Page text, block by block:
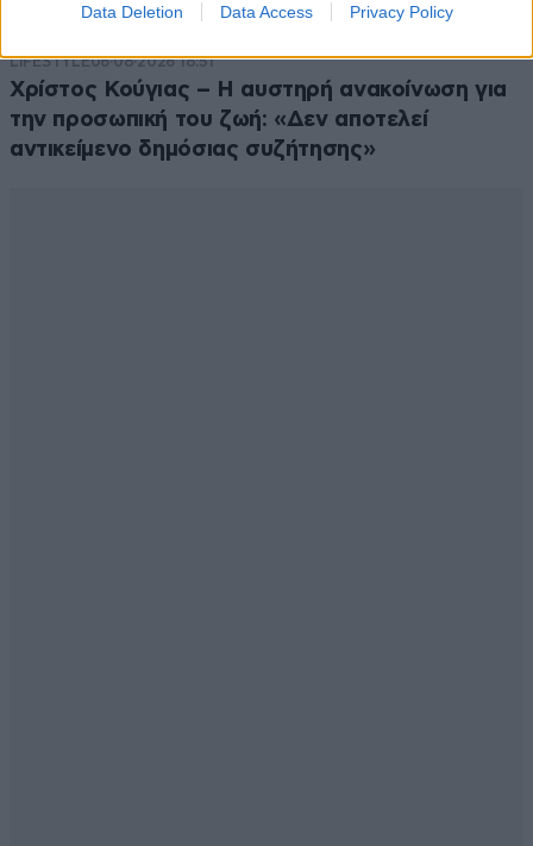
Data Deletion Data Access Privacy Policy
LIFESTYLE06·08·2026 18:51
Χρίστος Κούγιας – Η αυστηρή ανακοίνωση για
την προσωπική του ζωή: «Δεν αποτελεί
αντικείμενο δημόσιας συζήτησης»